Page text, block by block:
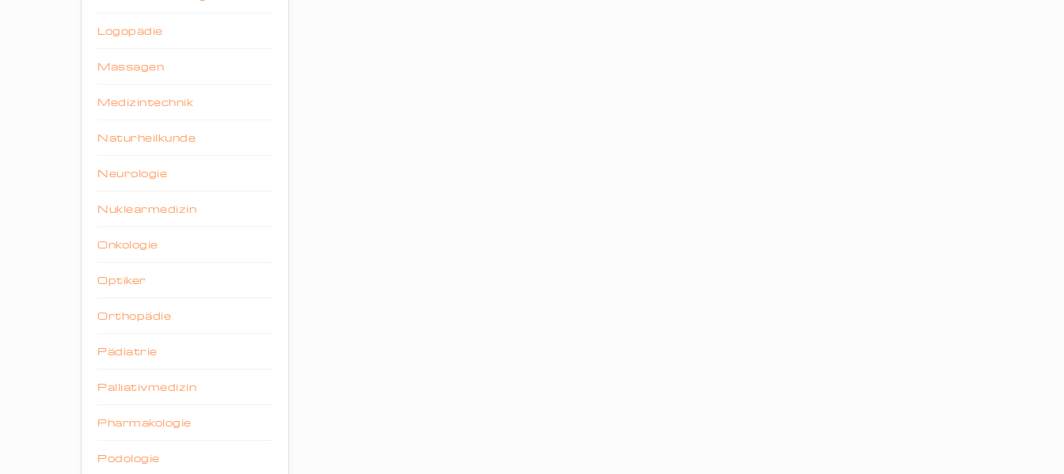
Logopädie
Massagen
Medizintechnik
Naturheilkunde
Neurologie
Nuklearmedizin
Onkologie
Optiker
Orthopädie
Pädiatrie
Palliativmedizin
Pharmakologie
Podologie